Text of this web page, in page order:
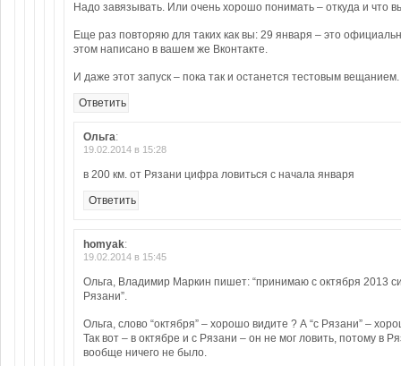
Надо завязывать. Или очень хорошо понимать – откуда и что
Еще раз повторяю для таких как вы: 29 января – это
этом написано в вашем же Вконтакте.
И даже этот запуск – пока так и останется тестовым вещанием.
Ответить
Ольга:
19.02.2014 в 15:28
в 200 км. от Рязани цифра ловиться с начала января
Ответить
homyak:
19.02.2014 в 15:45
Ольга, Владимир Маркин пишет: “принимаю с октября 2013
Рязани”.
Ольга, слово “октября” – хорошо видите ? А “с Рязани” –
Так вот – в октябре и с Рязани – он не мог ловить, потому в
вообще ничего не было.